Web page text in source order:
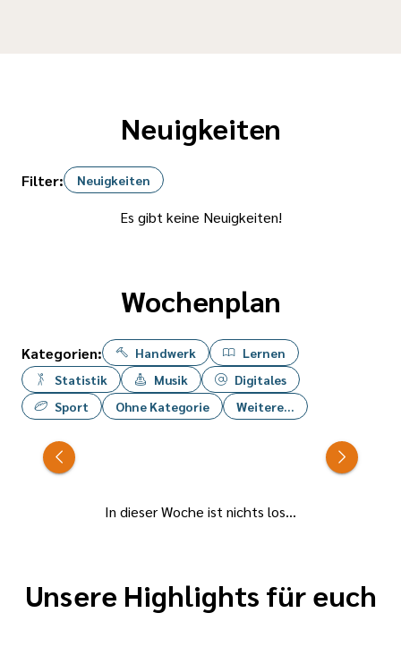
Neuigkeiten
Filter: Neuigkeiten
Es gibt keine Neuigkeiten!
Wochenplan
Kategorien: Handwerk
Lernen
Statistik
Musik
Digitales
Sport
Ohne Kategorie Weitere...
In dieser Woche ist nichts los...
Unsere Highlights für euch